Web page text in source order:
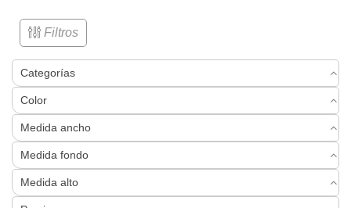
Filtros
Categorías
Color
Medida ancho
Medida fondo
Medida alto